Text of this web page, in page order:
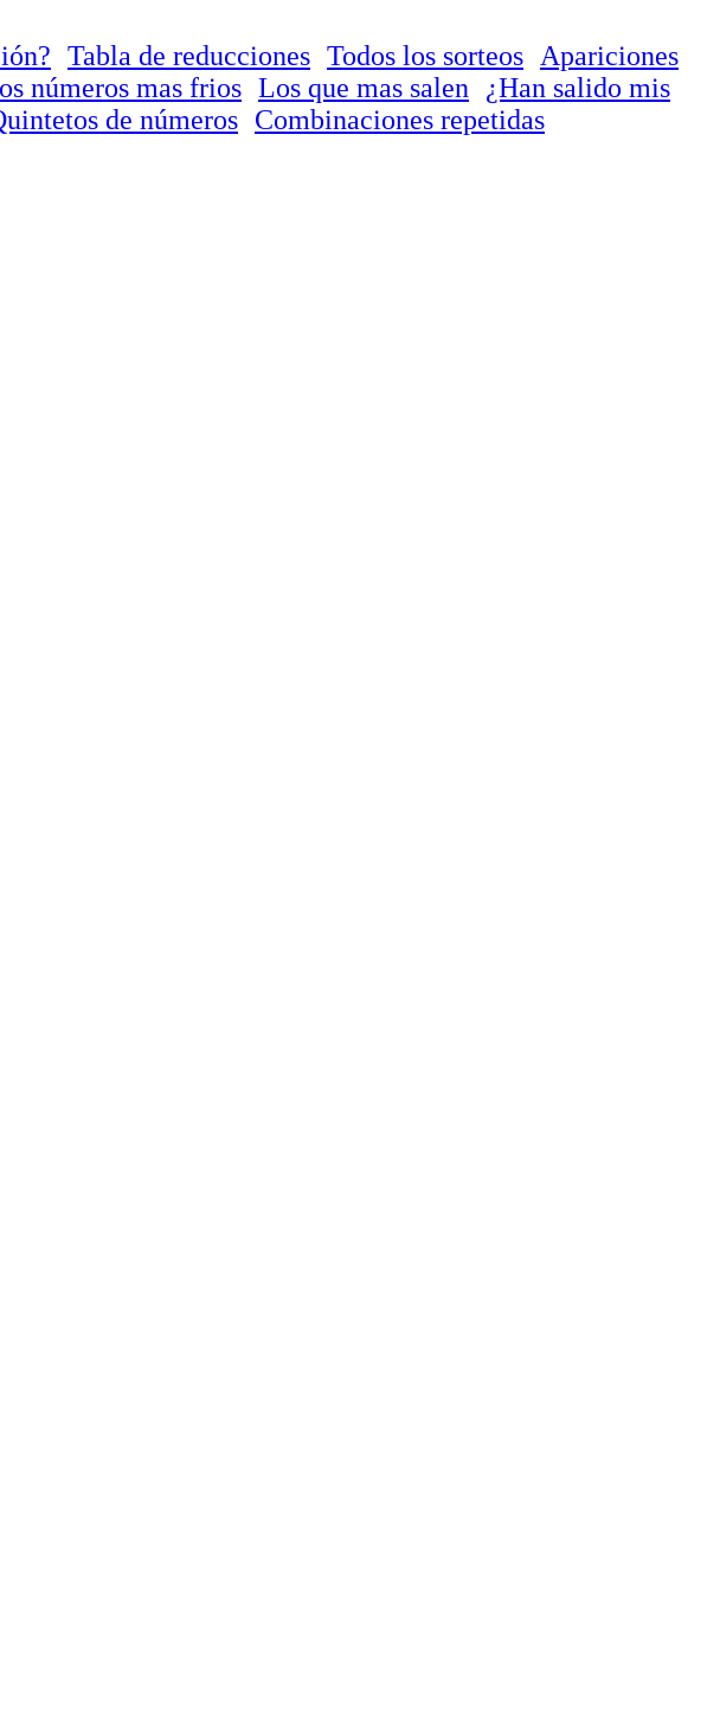
Tabla de reducciones Todos los sorteos
Apariciones
números mas frios Los que mas salen
¿Han salido mis
de números Combinaciones repetidas